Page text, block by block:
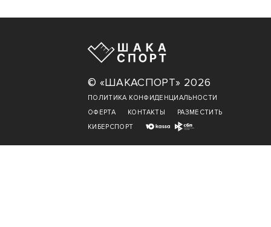
© «ШАКАСПОРТ» 2026
ПОЛИТИКА КОНФИДЕНЦИАЛЬНОСТИ
ОФЕРТА
КОНТАКТЫ
РАЗМЕСТИТЬ
КИБЕРСПОРТ